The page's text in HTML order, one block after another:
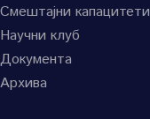
Смештајни капацитети
Научни клуб
Документа
Архива